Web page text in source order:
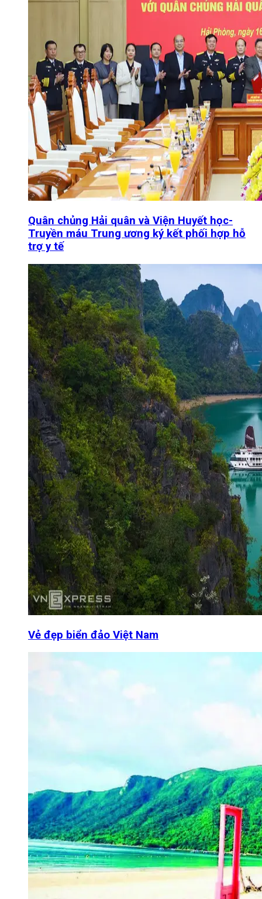
Quân chủng Hải quân và Viện Huyết học-
Truyền máu Trung ương ký kết phối hợp hỗ
trợ y tế
Vẻ đẹp biển đảo Việt Nam